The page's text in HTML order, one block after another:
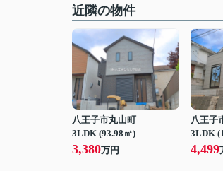
近隣の物件
八王子市丸山町
3LDK (93.98㎡)
3,380万円
八王子
3LDK
4,499